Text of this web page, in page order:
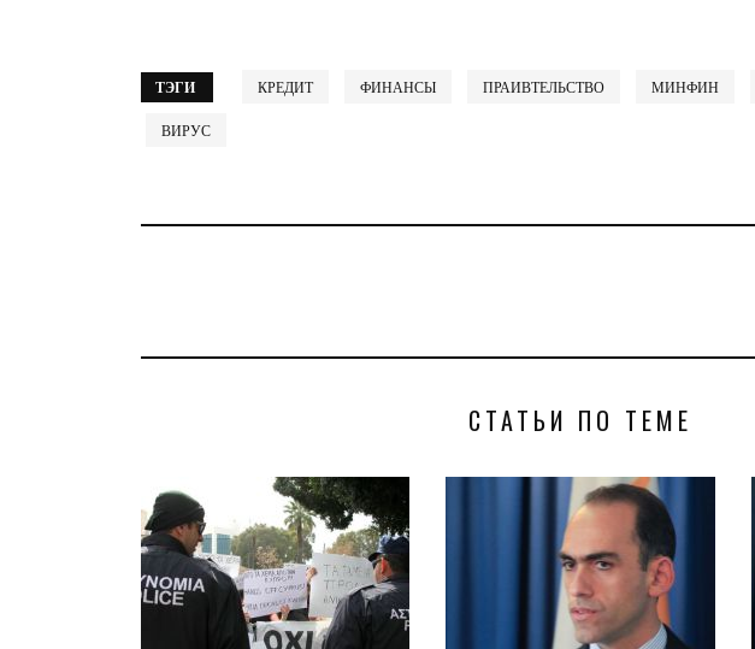
ТЭГИ КРЕДИТ ФИНАНСЫ ПРАИВТЕЛЬСТВО МИНФИН
ВИРУС
СТАТЬИ ПО ТЕМЕ